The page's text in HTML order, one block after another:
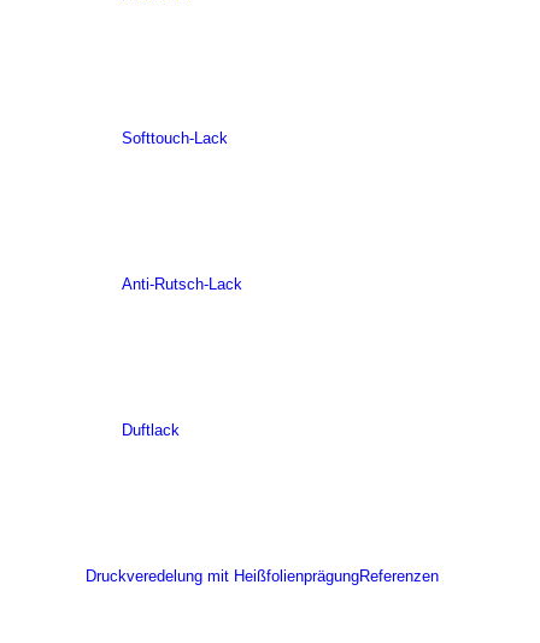
Softtouch-Lack
Anti-Rutsch-Lack
Duftlack
Druckveredelung mit HeißfolienprägungReferenzen